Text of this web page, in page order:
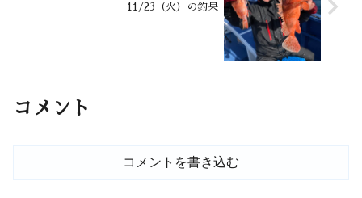
11/23（火）の釣果
コメント
コメントを書き込む